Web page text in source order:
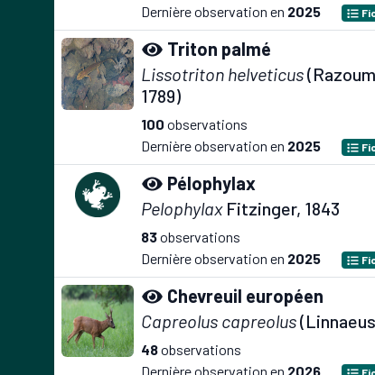
Dernière observation en 2025
Triton palmé
Lissotriton helveticus
1789)
100 observations
Dernière observation en 2025
Pélophylax
PelophylaxFitzinger, 1843
83observations
Dernière observation en 2025
Chevreuil européen
Capreolus capreolus
48observations
Dernière observation en 2026